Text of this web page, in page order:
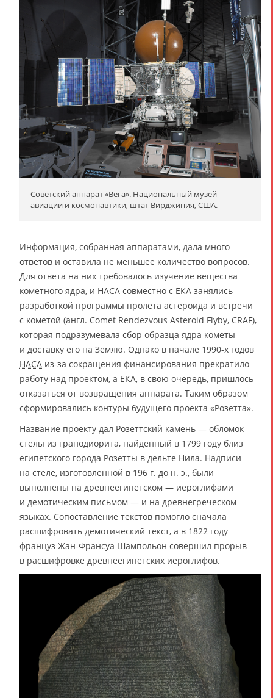
Советский аппарат «Вега». Национальный музей
авиации и космонавтики, штат Вирджиния, США.
Информация, собранная аппаратами, дала много
ответов и оставила не меньшее количество вопросов.
Для ответа на них требовалось изучение вещества
кометного ядра, и НАСА совместно с ЕКА занялись
разработкой программы пролёта астероида и встречи
с кометой (англ. Comet Rendezvous Asteroid Flyby, CRAF),
которая подразумевала сбор образца ядра кометы
и доставку его на Землю. Однако в начале 1990-х годов
НАСА из-за сокращения финансирования прекратило
работу над проектом, а ЕКА, в свою очередь, пришлось
отказаться от возвращения аппарата. Таким образом
сформировались контуры будущего проекта «Розетта».
Название проекту дал Розеттский камень — обломок
стелы из гранодиорита, найденный в 1799 году близ
египетского города Розетты в дельте Нила. Надписи
на стеле, изготовленной в 196 г. до н. э., были
выполнены на древнеегипетском — иероглифами
и демотическим письмом — и на древнегреческом
языках. Сопоставление текстов помогло сначала
расшифровать демотический текст, а в 1822 году
француз Жан-Франсуа Шампольон совершил прорыв
в расшифровке древнеегипетских иероглифов.